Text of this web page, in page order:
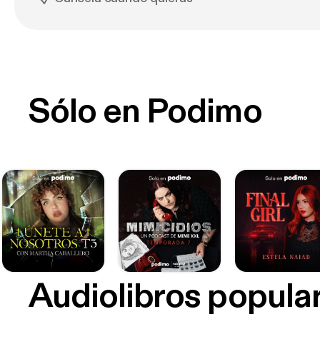
Sólo en Podimo
Audiolibros